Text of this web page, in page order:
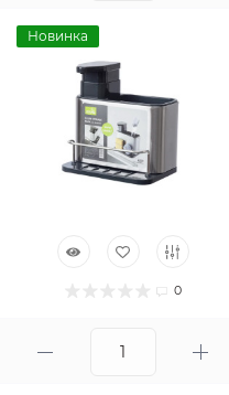
Новинка
0